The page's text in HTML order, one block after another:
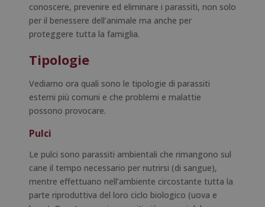
conoscere, prevenire ed eliminare i parassiti, non solo
per il benessere dell’animale ma anche per
proteggere tutta la famiglia.
Tipologie
Vediamo ora quali sono le tipologie di parassiti
esterni più comuni e che problemi e malattie
possono provocare.
Pulci
Le pulci sono parassiti ambientali che rimangono sul
cane il tempo necessario per nutrirsi (di sangue),
mentre effettuano nell’ambiente circostante tutta la
parte riproduttiva del loro ciclo biologico (uova e